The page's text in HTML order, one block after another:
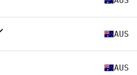
AUS
AUS